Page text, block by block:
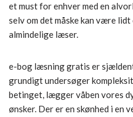
et must for enhver med en
selv om det måske kan være
almindelige læser.
e-bog læsning gratis er
grundigt undersøger
betinget, lægger våben vores
ønsker. Der er en skønhed i en